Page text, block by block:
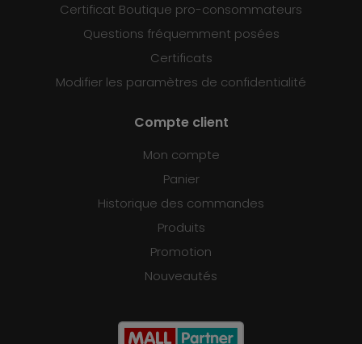
Certificat Boutique pro-consommateurs
Questions fréquemment posées
Certificats
Modifier les paramètres de confidentialité
Compte client
Mon compte
Panier
Historique des commandes
Produits
Promotion
Nouveautés